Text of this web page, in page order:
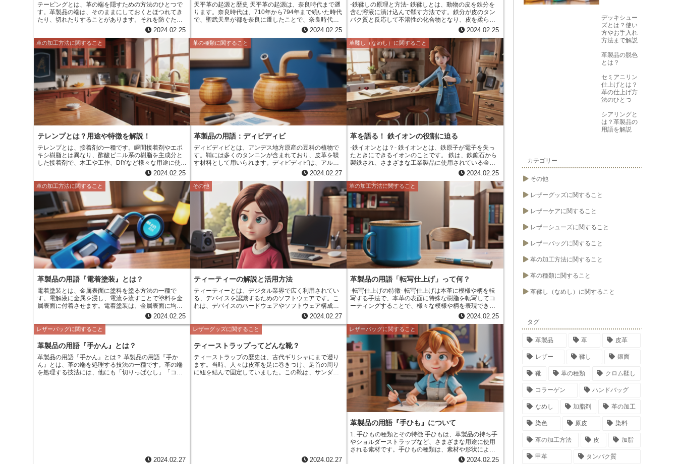
テーピングとは、革の端を隠すための方法のひとつで
す。革製品の端は、そのままにしておくとほつれてき
たり、切れたりすることがあります。それを防ぐため
に、革の端をテープで覆うのがテーピングです。テー
ピングには、様々な方法がありますが、一般的なの
は、革の端を折り返してテープで留める方法です。こ
の方法だと、革の端がすっきりと隠れて、ほつれや切
れを防ぐことができます。また、テーピングには、革
製品の強度を高める効果もあります。革の端をテープ
で留めることで、革製品が破れにくくなります。
2024.02.25
天平革の起源と歴史 天平革の起源は、奈良時代まで遡
ります。奈良時代は、710年から794年まで続いた時代
で、聖武天皇が都を奈良に遷したことで、奈良時代と
呼ばれています。天平革は、奈良時代に開発された革
製品で、鹿革を原料として作られています。鹿革は、
軽くて丈夫な革で、加工性に優れていることから、奈
良時代では、武具や履物、装身具など、様々な用途で
使用されていました。また、天平革は、唐の影響を受
けて、華やかな文様が描かれるようになりました。こ
の時代、天平革は、貴族や僧侶など、身分の高い人々
に愛用されていました。 奈良時代以降、天平革は、日
本の伝統工芸として受け継がれてきました。江戸時代
には、徳川家康が天平革を愛用し、天平革の生産が盛
んになりました。明治時代になると、西洋文化の影響
を受けて、天平革の生産は一時衰退しましたが、その
後、日本の伝統工芸として復興しました。現在、天平
革は、茶道具や工芸品、ファッション小物など、様々
な用途に使用されています。
2024.02.25
-鉄鞣しの原理と方法- 鉄鞣しとは、動物の皮を鉄分を
含む溶液に漬け込んで鞣す方法です。鉄分が皮のタン
パク質と反応して不溶性の化合物となり、皮を柔らか
く耐久性のある革にします。鉄鞣しは、古くから行わ
れてきた伝統的な鞣し方法であり、現在でも世界各地
で広く用いられています。 鉄鞣しの原理は、鉄分が皮
のタンパク質と反応して不溶性の化合物となることで
す。この反応は、鉄分が皮のタンパク質に吸着し、タ
ンパク質の構造を変化させることで起こります。タン
パク質の構造が変化すると、皮は硬くなり、耐久性の
ある革になります。 鉄鞣しの方法は、大きく分けて2
つあります。1つは、皮を鉄分を含む溶液に漬け込む方
法です。この方法は、皮を鉄分を含む溶液に一定時間
漬け込み、その後、取り出して乾燥させて行われま
す。もう1つの方法は、皮を鉄分を含む溶液に浸しなが
ら鞣す方法です。この方法は、皮を鉄分を含む溶液に
浸しながら、皮を揉んだり、叩いたりして鞣す方法で
す。 鉄鞣しは、古くから行われてきた伝統的な鞣し方
法であり、現在でも世界各地で広く用いられていま
す。鉄鞣しで鞣された革は、柔らかく耐久性があり、
様々な製品に使用されています。
2024.02.25
革の加工方法に関すること
テレンプとは？用途や特徴を解説！
テレンプとは、接着剤の一種です。瞬間接着剤やエポ
キシ樹脂とは異なり、酢酸ビニル系の樹脂を主成分と
した接着剤で、木工や工作、DIYなど様々な用途に使用
できます。手頃な価格で入手でき、使い勝手が良いの
な用途に使用できます。主に、木材同士の接着に使用
されますが、金属、プラスチック、陶器、ガラスなど
様々な素材にも使用できます。また、学校や家庭での
工作や修理などにも使用されます。
2024.02.25
革の種類に関すること
革製品の用語：ディビディビ
ディビディビとは、アンデス地方原産の豆科の植物で
す。鞘には多くのタンニンが含まれており、皮革を鞣
す材料として用いられます。ディビディビは、アルゼ
ンチン、チリ、ペルー、ボリビアなどの国々で栽培さ
幅2～3cmほどの楕円形で、中に5～8個の種が入ってい
ます。鞘は、緑色から黒褐色まで、さまざまな色をし
ています。ディビディビの種は、硬くて苦いため、食
用には適しません。 ディビディビの鞘には、約30～
50％のタンニンが含まれています。タンニンは、タン
パク質と結合して革を硬くする成分です。ディビディ
ビのタンニンは、革に柔軟性と耐久性を与えるため、
皮革製品の製造に広く使用されています。 ディビディ
ビは、靴、バッグ、財布、ベルトなどの皮革製品の製
造に用いられます。また、家具や楽器の製造にも使用
されます。
2024.02.27
革鞣し（なめし）に関すること
革を語る！ 鉄イオンの役割に迫る
-鉄イオンとは？- 鉄イオンとは、鉄原子が電子を失っ
たときにできるイオンのことです。 鉄は、鉄鉱石から
製鉄され、さまざまな工業製品に使用されている金属
です。また、鉄は人体にとって重要な栄養素であり、
赤血球のヘモグロビンを構成しています。鉄イオン
は、鉄原子が電子を失うことで生成されますが、その
過程では酸素が消費されます。この反応を「酸化」と
いいます。酸化は、鉄が錆びる原因となる反応でもあ
ります。 鉄イオンには、二価鉄イオンと三価鉄イオン
の2種類があります。二価鉄イオンは、水溶液中で青緑
色を呈し、三価鉄イオンは、水溶液中で黄色を呈しま
す。鉄イオンは、水溶液中で加水分して水酸化物イオ
ンを生成します。水酸化物イオンは、アルカリ性であ
り、鉄イオンを沈殿させます。この反応を「沈殿」と
いいます。 鉄イオンは、鉄鋼、セメント、化学、染
料、医薬品など、さまざまな工業製品に使用されてい
ます。また、鉄イオンは、鉄分を強化した食品やサプ
リメントにも使用されています。鉄イオンは、人体に
とって重要な栄養素ですが、過剰摂取すると、鉄中毒
を起こす可能性があります。鉄中毒の症状としては、
吐き気、嘔吐、下痢、腹痛、疲労、頭痛などが挙げら
れます。
2024.02.25
革の加工方法に関すること
革製品の用語『電着塗装』とは？
電着塗装とは、金属表面に塗料を塗る方法の一種で
す。電解液に金属を浸し、電流を流すことで塗料を金
属表面に付着させます。電着塗装は、金属表面に均一
な厚さの塗膜を形成することができ、塗膜の密着性が
高いのが特徴です。また、電着塗装は、環境に優しい
塗装方法としても知られています。 電着塗装は、主に
自動車や家電、家具などの金属製品に使用されていま
す。電着塗装された製品は、耐食性に優れ、塗膜の剥
がれや変色も起こりにくいのが特徴です。また、電着
塗装は、金属表面に美しい光沢を与えることができま
す。
2024.02.25
その他
ティーティーの解説と活用方法
ティーティーとは、デジタル業界で広く利用されてい
る、デバイスを認識するためのソフトウェアです。こ
れは、デバイスのハードウェアやソフトウェア構成を
認識し、そのデバイスに合ったソフトウェアやドライ
バーをインストールするために使用されます。 パソコ
ンやスマートフォンなど、さまざまなデバイスのシス
テム情報を確認したり、ドライバを更新したり、デバ
イスのハードウェアを認識したりするためによく使用
されます。また、デバイス間でデータを転送したり、
デバイスをネットワークに接続したりするためにも使
用されます。 ティーティーは、デバイスのハードウェ
アとソフトウェアを認識し、そのデバイスに合ったソ
2024.02.27
革の加工方法に関すること
革製品の用語「転写仕上げ」って何？
-転写仕上げの特徴- 転写仕上げは本革に模様や柄を転
写する手法で、本革の表面に特殊な樹脂を転写してコ
ーティングすることで、様々な模様や柄を表現できま
す。ファッション性の高い商品作りに最適な加工手法
ず挙げられるのが、絵柄を忠実に再現できる点です。
これは、特殊な樹脂を転写することで、本革の表面に
絵柄を定着させることができるためです。そのため、
転写仕上げでは、写真などをそのまま本革に転写する
ことも可能です。 また、転写仕上げは、加工後の耐久
性が高いという特徴もあります。これは、特殊な樹脂
が本革の表面をコーティングすることで、傷や汚れか
ら革を守るからです。そのため、転写仕上げの本革製
品は、長期間の使用にも耐えることができます。 さら
に、転写仕上げは、加工後の手触りが良いという特徴
もあります。これは、特殊な樹脂が本革の表面を滑ら
かにすることにより、手触りが良くなるからです。そ
のため、転写仕上げの本革製品は、高級感と機能性を
兼ね備えた仕上がりになります。
2024.02.25
レザーバッグに関すること
革製品の用語『手かん』とは？
革製品の用語『手かん』とは？ 革製品の用語『手か
ん』とは、革の端を処理する技法の一種です。革の端
を処理する技法には、他にも「切りっぱなし」「コバ
2024.02.27
レザーグッズに関すること
ティーストラップってどんな靴？
ティーストラップの歴史は、古代ギリシャにまで遡り
ます。当時、人々は皮革を足に巻きつけ、足首の周り
に紐を結んで固定していました。この靴は、サンダル
2024.02.27
レザーバッグに関すること
革製品の用語『手ひも』について
1. 手ひもの種類とその特徴 手ひもは、革製品の持ち手
やショルダーストラップなど、さまざまな用途に使用
される素材です。手ひもの種類は、素材や形状によっ
てさまざまに分類することができます。 素材による分
2024.02.25
デッキシュー
ズとは？使い
方やお手入れ
方法まで解説
革製品の脱色
とは？
セミアニリン
仕上げとは？
革の仕上げ方
法のひとつ
シアリングと
は？革製品の
用語を解説
カテゴリー
その他
レザーグッズに関すること
レザーケアに関すること
レザーシューズに関すること
レザーバッグに関すること
革の加工方法に関すること
革の種類に関すること
革鞣し（なめし）に関すること
タグ
革製品 革 皮革
レザー 鞣し 銀面
靴 革の種類 クロム鞣し
コラーゲン ハンドバッグ
なめし 加脂剤 革の加工
染色 原皮 染料
革の加工方法 皮 加脂
甲革 タンパク質